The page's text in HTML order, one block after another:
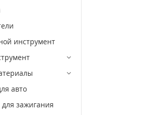
инструмент
авто
зажигания